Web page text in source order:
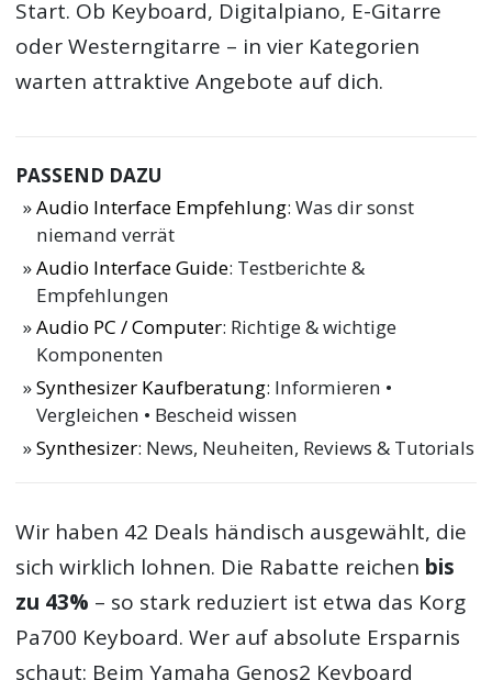
Start. Ob Keyboard, Digitalpiano, E-Gitarre
oder Westerngitarre – in vier Kategorien
warten attraktive Angebote auf dich.
PASSEND DAZU
Audio Interface Empfehlung: Was dir sonst
niemand verrät
Audio Interface Guide: Testberichte &
Empfehlungen
Audio PC / Computer: Richtige & wichtige
Komponenten
Synthesizer Kaufberatung: Informieren •
Vergleichen • Bescheid wissen
Synthesizer: News, Neuheiten, Reviews & Tutorials
Wir haben 42 Deals händisch ausgewählt, die
sich wirklich lohnen. Die Rabatte reichen bis
zu 43% – so stark reduziert ist etwa das Korg
Pa700 Keyboard. Wer auf absolute Ersparnis
schaut: Beim Yamaha Genos2 Keyboard